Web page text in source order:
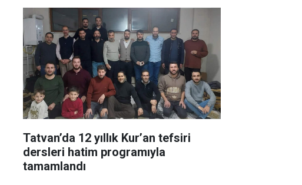
Tatvan’da 12 yıllık Kur’an tefsiri
dersleri hatim programıyla
tamamlandı